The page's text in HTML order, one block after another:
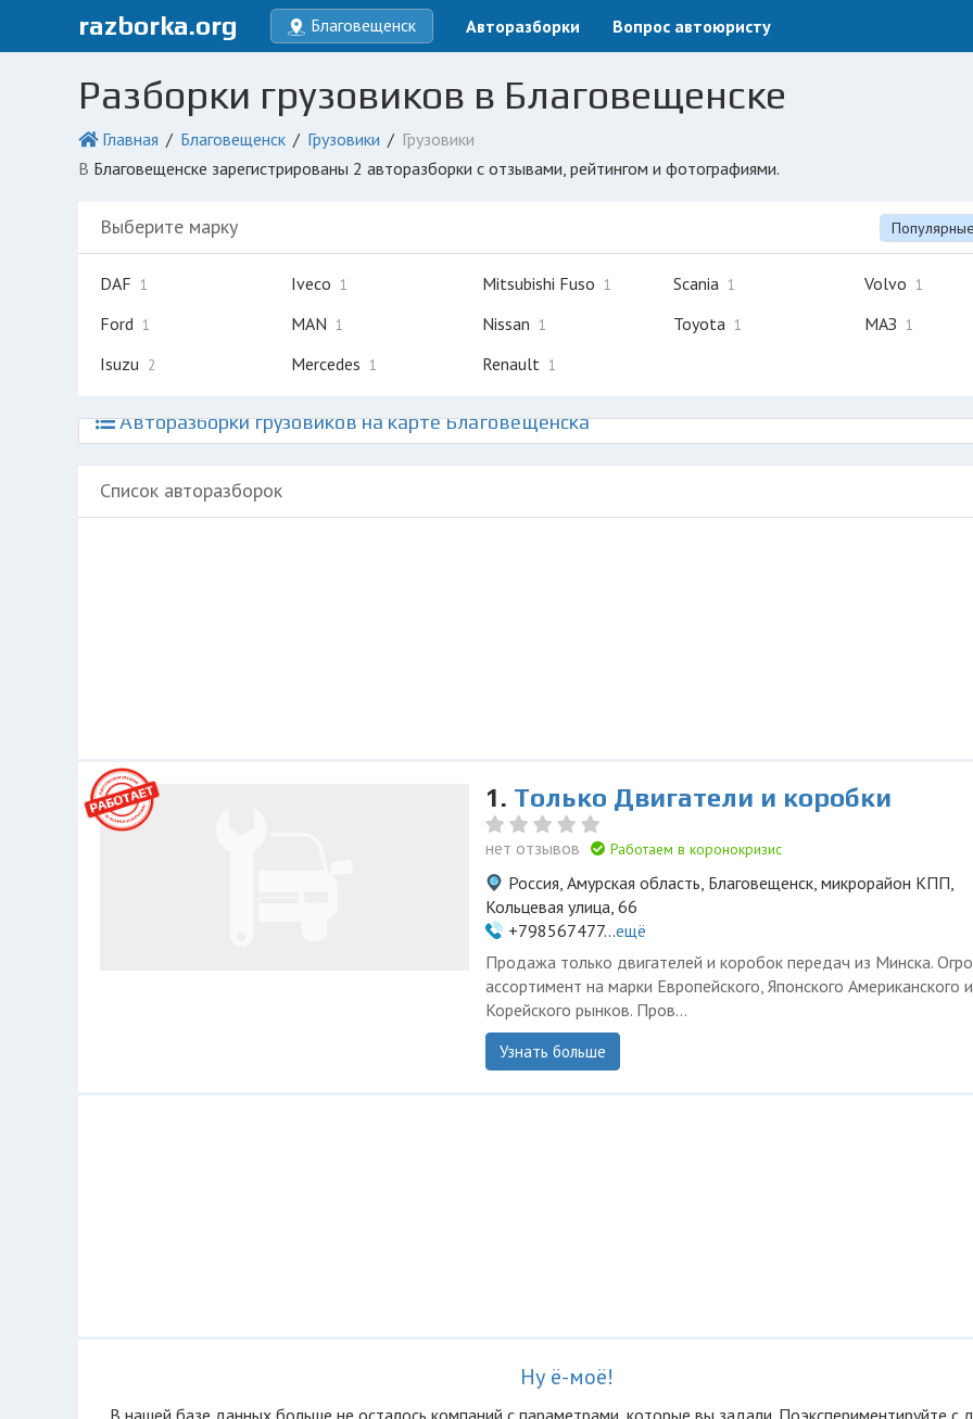
razborka.org Благовещенск Авторазборки Вопрос автоюристу
Разборки грузовиков в Благовещенске
Главная Благовещенск Грузовики
Грузовики
в Благовещенске зарегистрированы 2 авторазборки с отзывами, рейтингом и фотографиями.
Выберите марку Популярные
DAF 1
Ford 1
Isuzu 2
Iveco 1
MAN 1
Mercedes 1
Mitsubishi Fuso 1
Nissan 1
Renault 1
Scania 1
Toyota 1
Volvo 1
МАЗ 1
Авторазборки грузовиков на карте Благовещенска
Список авторазборок
1. Только Двигатели и коробки
нет отзывов Работаем в коронокризис
Россия, Амурская область, Благовещенск, микрорайон КПП,
Кольцевая улица, 66
+798567477...ещё
Продажа только двигателей и коробок передач из Минска.
ассортимент на марки Европейского, Японского Американского и
Корейского рынков. Пров...
Узнать больше
Ну ё-моё!
В нашей базе данных больше не осталоcь компаний с параметрами, которые вы задали. Поэкспериментируйте с